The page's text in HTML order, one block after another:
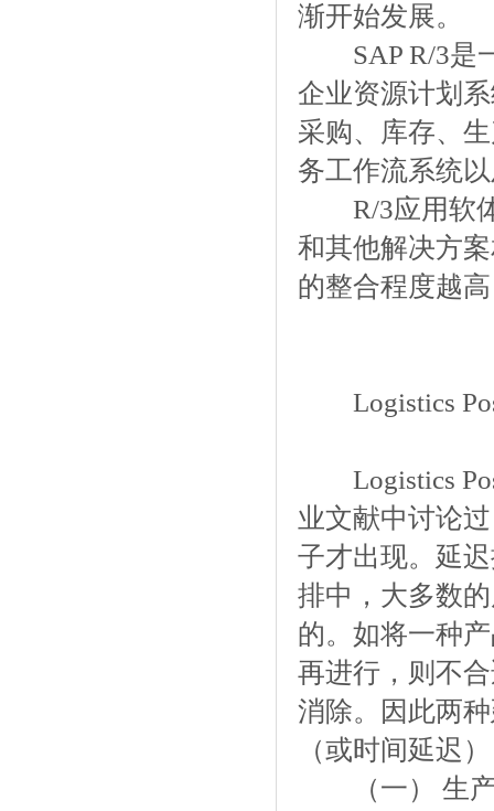
渐开始发展。
SAP R/3是一
企业资源计划
采购、库存、
务工作流系统
R/3应用软体
和其他解决方
的整合程度越
Logistics
Logistics
业文献中讨论
子才出现。延
排中，大多数
的。如将一种
再进行，则不
消除。因此两
（或时间延迟
（一） 生产